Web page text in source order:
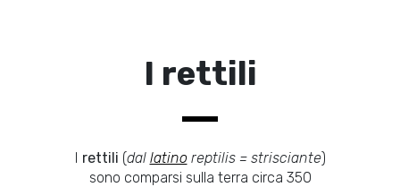
I rettili
I rettili (dal latino reptilis = strisciante)
sono comparsi sulla terra circa 350